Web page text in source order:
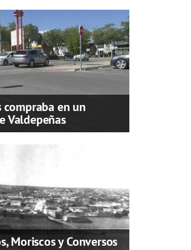
en un
Valdepeñas
Moriscos y Conversos